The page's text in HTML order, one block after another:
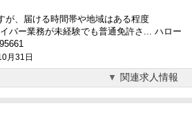
が、届ける時間帯や地域はある程度
バー業務が未経験でも普通免許さ... ハロー
月31日
関連求人情報